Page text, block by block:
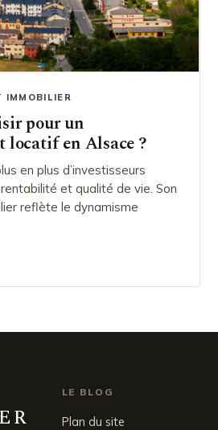
IMMOBILIER
pour un
locatif en Alsace ?
en plus d’investisseurs
et qualité de vie. Son
reflète le dynamisme
LE BLOG
Plan du site